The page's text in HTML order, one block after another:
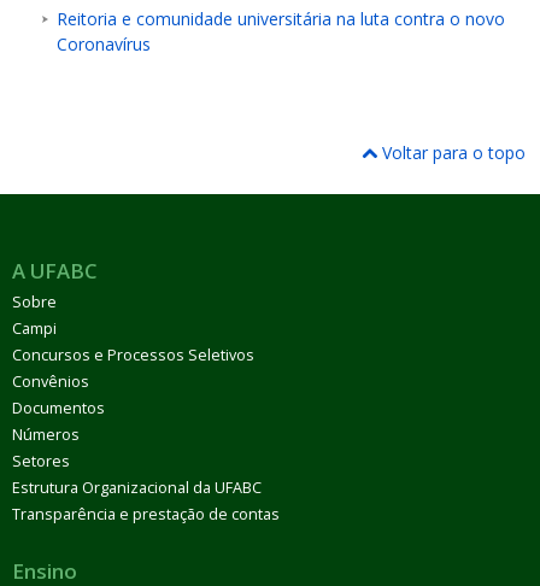
Reitoria e comunidade universitária na luta contra o novo
Coronavírus
Voltar para o topo
A UFABC
Sobre
Campi
Concursos e Processos Seletivos
Convênios
Documentos
Números
Setores
Estrutura Organizacional da UFABC
Transparência e prestação de contas
Ensino